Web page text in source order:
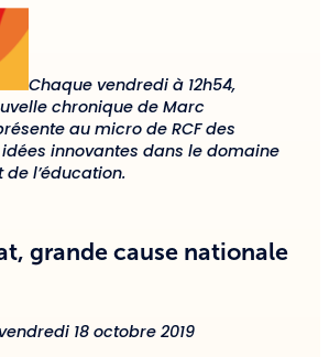
Chaque vendredi à 12h54,
chronique de Marc
au micro de RCF des
innovantes dans le domaine
l’éducation.
grande cause nationale
18 octobre 2019